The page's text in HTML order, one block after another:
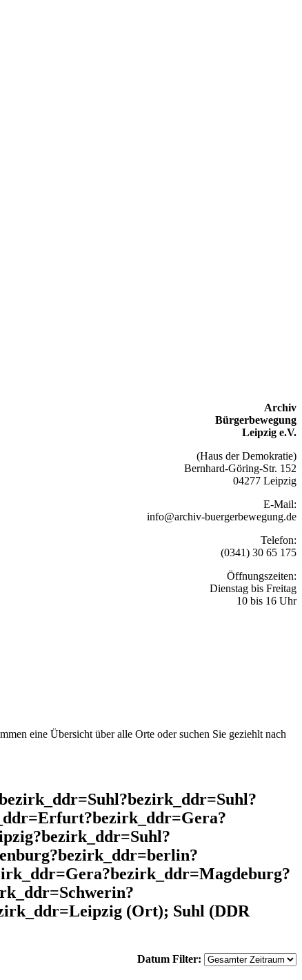
Archiv
Bürgerbewegung
Leipzig e.V.
(Haus der Demokratie)
Bernhard-Göring-Str. 152
04277 Leipzig
E-Mail:
info@archiv-buergerbewegung.de
Telefon:
(0341) 30 65 175
Öffnungszeiten:
Dienstag bis Freitag
10 bis 16 Uhr
eine Übersicht über alle Orte oder suchen Sie geziehlt nach
(Ort); Suhl (DDR
Datum Filter: